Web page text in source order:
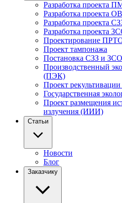
Разработка проекта
Разработка проекта
Разработка проекта
Разработка проекта
Проектирование
Проект тампонажа
Постановка СЗЗ и
Производственный
(ПЭК)
Проект рекультивации
Государственная
Проект размещения
излучения (ИИИ)
Статьи
Новости
Блог
Заказчику